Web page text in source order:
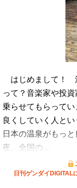
はじめまして！
って？音楽家や投
乗らせてもらって
良くしていく人と
日本の温泉がもっ
夜、全国の…
日刊ゲンダイDIGITAL